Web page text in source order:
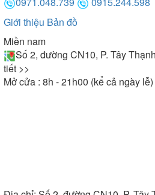
Giới thiệu Bản đồ
Miền nam
Số 2, đường CN10, P. Tây
tiết >>
Mở cửa : 8h - 21h00 (kể cả ngày lễ)